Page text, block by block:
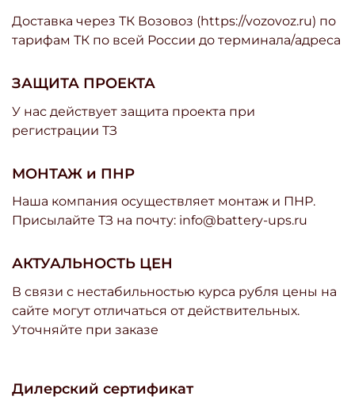
Дилерский сертификат
Доставка через ТК Возовоз (https://vozovoz.ru) по
тарифам ТК по всей России до терминала/адреса
ЗАЩИТА ПРОЕКТА
У нас действует защита проекта при
регистрации ТЗ
МОНТАЖ и ПНР
Наша компания осуществляет монтаж и ПНР.
Присылайте ТЗ на почту: info@battery-ups.ru
АКТУАЛЬНОСТЬ ЦЕН
В связи с нестабильностью курса рубля цены на
сайте могут отличаться от действительных.
Уточняйте при заказе